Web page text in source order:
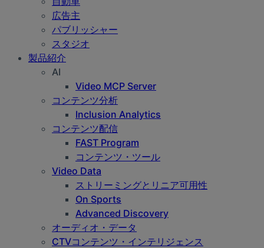
広告主
パブリッシャー
スタジオ
製品紹介
AI
Video MCP Server
コンテンツ分析
Inclusion Analytics
コンテンツ配信
FAST Program
コンテンツ・ツール
Video Data
ストリーミングとリニア可用性
On Sports
Advanced Discovery
オーディオ・データ
CTVコンテンツ・インテリジェンス